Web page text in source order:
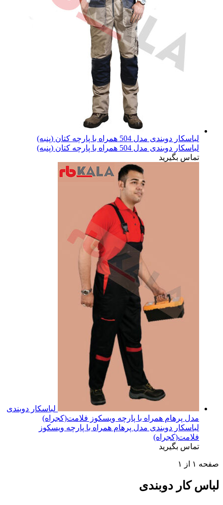
لباسکار دوبندی مدل 504 همراه با پارچه کتان (پنبه)
لباسکار دوبندی مدل 504 همراه با پارچه کتان (پنبه)
تماس بگیرید
لباسکار دوبندی
مدل پرهام همراه با پارچه ویسکوز فلامت(کجراه)
لباسکار دوبندی مدل پرهام همراه با پارچه ویسکوز
فلامت(کجراه)
تماس بگیرید
صفحه ۱ از ۱
لباس کار دوبندی